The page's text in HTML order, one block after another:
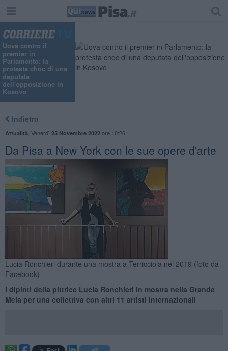
Uova contro il
premier in
Parlamento: la
protesta choc di una
deputata
dell'opposizione in
Kosovo
Indietro
Attualità Venerdì 25 Novembre 2022ore 10:26
Da Pisa a New York con le sue opere d'arte
Lucia Ronchieri durante una mostra a Terricciola nel 2019 (foto da
Facebook)
I dipinti della pittrice Lucia Ronchieri in mostra nella Grande
Mela per una collettiva con altri 11 artisti internazionali